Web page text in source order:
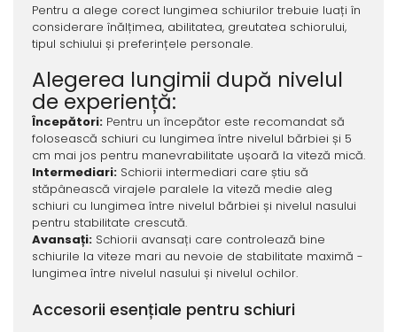
Pentru a alege corect lungimea schiurilor trebuie luați în
considerare înălțimea, abilitatea, greutatea schiorului,
tipul schiului și preferințele personale.
Alegerea lungimii după nivelul
de experiență:
Începători:Pentru un începător este recomandat să
folosească schiuri cu lungimea între nivelul bărbiei și 5
cm mai jos pentru manevrabilitate ușoară la viteză mică.
Intermediari:Schiorii intermediari care știu să
stăpânească virajele paralele la viteză medie aleg
schiuri cu lungimea între nivelul bărbiei și nivelul nasului
pentru stabilitate crescută.
Avansați:Schiorii avansați care controlează bine
schiurile la viteze mari au nevoie de stabilitate maximă -
lungimea între nivelul nasului și nivelul ochilor.
Accesorii esențiale pentru schiuri